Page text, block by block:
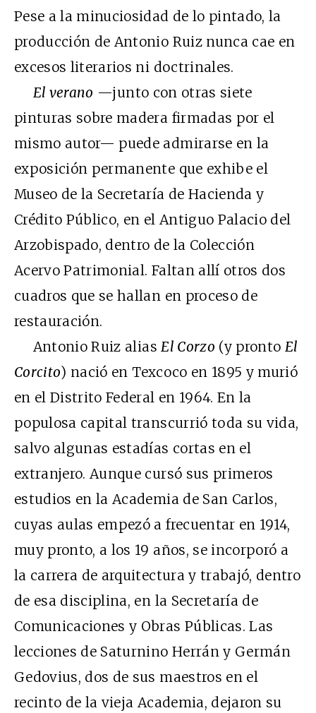
Pese a la minuciosidad de lo pintado, la
producción de Antonio Ruiz nunca cae en
excesos literarios ni doctrinales.
El verano —junto con otras siete
pinturas sobre madera firmadas por el
mismo autor— puede admirarse en la
exposición permanente que exhibe el
Museo de la Secretaría de Hacienda y
Crédito Público, en el Antiguo Palacio del
Arzobispado, dentro de la Colección
Acervo Patrimonial. Faltan allí otros dos
cuadros que se hallan en proceso de
restauración.
Antonio Ruiz alias El Corzo (y pronto El
Corcito) nació en Texcoco en 1895 y murió
en el Distrito Federal en 1964. En la
populosa capital transcurrió toda su vida,
salvo algunas estadías cortas en el
extranjero. Aunque cursó sus primeros
estudios en la Academia de San Carlos,
cuyas aulas empezó a frecuentar en 1914,
muy pronto, a los 19 años, se incorporó a
la carrera de arquitectura y trabajó, dentro
de esa disciplina, en la Secretaría de
Comunicaciones y Obras Públicas. Las
lecciones de Saturnino Herrán y Germán
Gedovius, dos de sus maestros en el
recinto de la vieja Academia, dejaron su